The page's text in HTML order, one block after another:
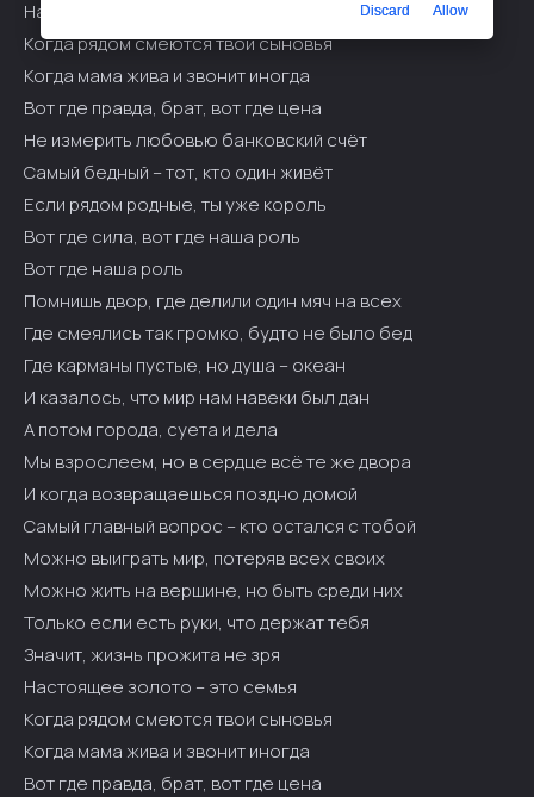
Настоящее золото – это семья
Когда рядом смеются твои сыновья
Когда мама жива и звонит иногда
Вот где правда, брат, вот где цена
Не измерить любовью банковский счёт
Самый бедный – тот, кто один живёт
Если рядом родные, ты уже король
Вот где сила, вот где наша роль
Вот где наша роль
Помнишь двор, где делили один мяч на всех
Где смеялись так громко, будто не было бед
Где карманы пустые, но душа – океан
И казалось, что мир нам навеки был дан
А потом города, суета и дела
Мы взрослеем, но в сердце всё те же двора
И когда возвращаешься поздно домой
Самый главный вопрос – кто остался с тобой
Можно выиграть мир, потеряв всех своих
Можно жить на вершине, но быть среди них
Только если есть руки, что держат тебя
Значит, жизнь прожита не зря
Настоящее золото – это семья
Когда рядом смеются твои сыновья
Когда мама жива и звонит иногда
Вот где правда, брат, вот где цена
Discard Allow